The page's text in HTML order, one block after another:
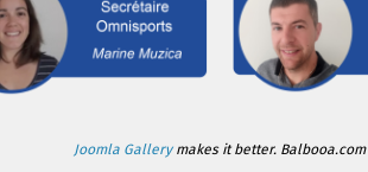
Joomla Gallerymakes it better. Balbooa.com